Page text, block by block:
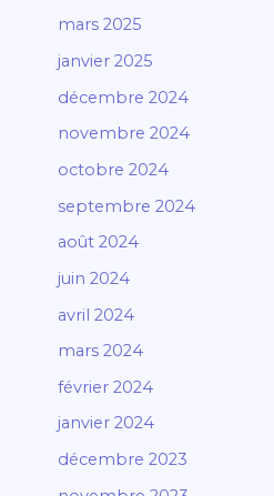
mars 2025
janvier 2025
décembre 2024
novembre 2024
octobre 2024
septembre 2024
août 2024
juin 2024
avril 2024
mars 2024
février 2024
janvier 2024
décembre 2023